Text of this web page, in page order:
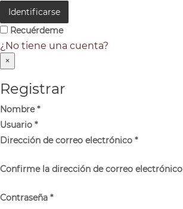
Identificarse
Recuérdeme
¿No tiene una cuenta?
×
Registrar
Nombre*
Usuario *
Dirección de correo electrónico *
Confirme la dirección de correo electrónico
Contraseña *